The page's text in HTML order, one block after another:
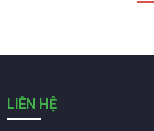
LIÊN HỆ